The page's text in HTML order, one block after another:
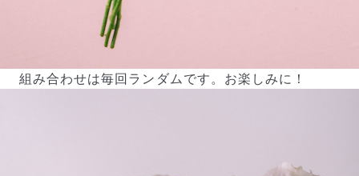
組み合わせは毎回ランダムです。お楽しみに！